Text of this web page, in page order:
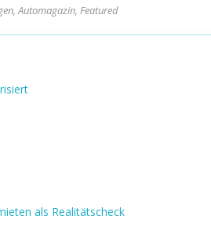
, Automagazin, Featured
als Realitätscheck